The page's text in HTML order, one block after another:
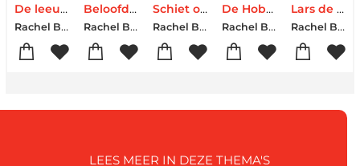
De leeuw in de muis doeboek
Rachel Bright
Beloofd is beloofd, kleine panda's
Rachel Bright
Schiet op, schildpadjes
Rachel Bright
De Hobbelsaurus
Rachel Bright
Lars de dwarse dromedaris
Rachel Bright
LEES MEER IN DEZE THEMA'S